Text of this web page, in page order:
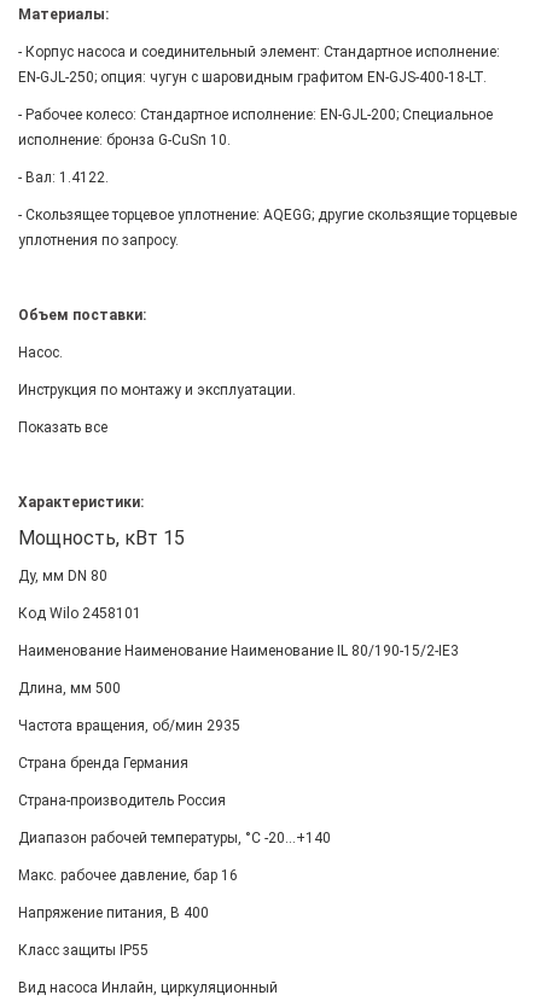
Материалы:
- Корпус насоса и соединительный элемент: Стандартное исполнение:
EN-GJL-250; опция: чугун с шаровидным графитом EN-GJS-400-18-LT.
- Рабочее колесо: Стандартное исполнение: EN-GJL-200; Специальное
исполнение: бронза G-CuSn 10.
- Вал: 1.4122.
- Скользящее торцевое уплотнение: AQEGG; другие скользящие торцевые
уплотнения по запросу.
Объем поставки:
Насос.
Инструкция по монтажу и эксплуатации.
Показать все
Характеристики:
Мощность, кВт 15
Ду, мм DN 80
Код Wilo 2458101
Наименование Наименование Наименование IL 80/190-15/2-IE3
Длина, мм 500
Частота вращения, об/мин 2935
Страна бренда Германия
Страна-производитель Россия
Диапазон рабочей температуры, °С -20...+140
Макс. рабочее давление, бар 16
Напряжение питания, В 400
Класс защиты IP55
Вид насоса Инлайн, циркуляционный